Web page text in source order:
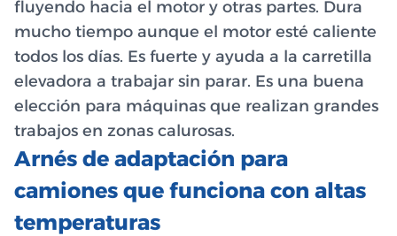
fluyendo hacia el motor y otras partes. Dura
mucho tiempo aunque el motor esté caliente
todos los días. Es fuerte y ayuda a la carretilla
elevadora a trabajar sin parar. Es una buena
elección para máquinas que realizan grandes
trabajos en zonas calurosas.
Arnés de adaptación para
camiones que funciona con altas
temperaturas